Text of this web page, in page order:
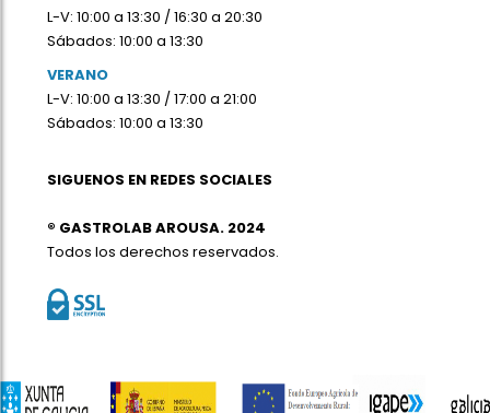
L-V: 10:00 a 13:30 / 16:30 a 20:30
Sábados: 10:00 a 13:30
VERANO
L-V: 10:00 a 13:30 / 17:00 a 21:00
Sábados: 10:00 a 13:30
SIGUENOS EN REDES SOCIALES
® GASTROLAB AROUSA. 2024
Todos los derechos reservados.